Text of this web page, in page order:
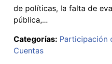
de políticas, la falta de
pública,...
Categorías: Participación
Cuentas